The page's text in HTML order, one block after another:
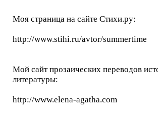
Моя страница на сайте Cтихи.ру:
http://www.stihi.ru/avtor/summertime
Мой сайт прозаических переводов
литературы:
http://www.elena-agatha.com